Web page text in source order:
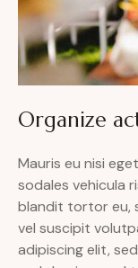
Organize
Mauris eu nisi
sodales vehicula
blandit tortor eu,
vel suscipit
adipiscing elit,